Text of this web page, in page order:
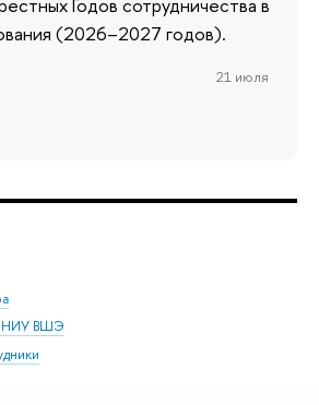
(2026–2027 годов).
21 июля
НИУ ВШЭ